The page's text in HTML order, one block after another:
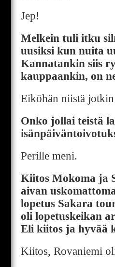
Jep!
Melkein tuli itku
uusiksi kun nuita
Kannatankin siis
kauppaankin, on
Eiköhän niistä
Onko jollai teistä
Perille meni.
Kiitos Mokoma ja
aivan
lopetus Sakara
oli lopetuskeikan
Eli kiitos ja hyvää
Kiitos, Rovaniemi